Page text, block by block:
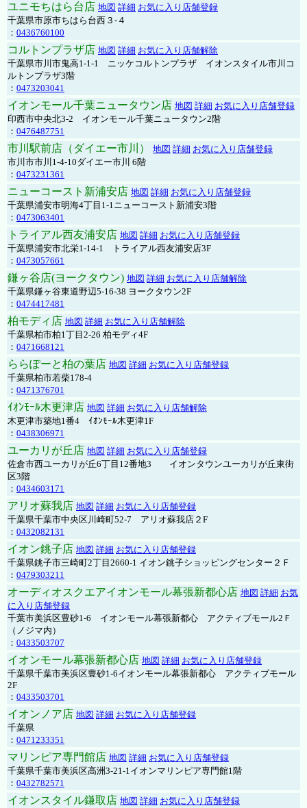
ユニモちはら台店 地図 詳細 お気に入り店舗登録
千葉県市原市ちはら台西３-４
： 0436760100
コルトンプラザ店 地図 詳細 お気に入り店舗解除
千葉県市川市鬼高1-1-1 ニッケコルトンプラザ イオンスタイル市川コ
ルトンプラザ3階
： 0473203041
イオンモール千葉ニュータウン店 地図 詳細 お気に入り店舗登録
印西市中央北3-2 イオンモール千葉ニュータウン2階
： 0476487751
市川駅前店（ダイエー市川） 地図 詳細 お気に入り店舗登録
市川市市川1-4-10ダイエー市川 6階
： 0473231361
ニューコースト新浦安店 地図 詳細 お気に入り店舗登録
千葉県浦安市明海4丁目1-1ニューコースト新浦安3階
： 0473063401
トライアル西友浦安店 地図 詳細 お気に入り店舗登録
千葉県浦安市北栄1-14-1 トライアル西友浦安店3F
： 0473057661
鎌ヶ谷店(ヨークタウン) 地図 詳細 お気に入り店舗解除
千葉県鎌ヶ谷東道野辺5-16-38 ヨークタウン2F
： 0474417481
柏モディ店 地図 詳細 お気に入り店舗解除
千葉県柏市柏1丁目2-26 柏モディ4F
： 0471668121
ららぽーと柏の葉店 地図 詳細 お気に入り店舗登録
千葉県柏市若柴178-4
： 0471376701
ｲｵﾝﾓｰﾙ木更津店 地図 詳細 お気に入り店舗解除
木更津市築地1番4 ｲｵﾝﾓｰﾙ木更津1F
： 0438306971
ユーカリが丘店 地図 詳細 お気に入り店舗登録
佐倉市西ユーカリが丘6丁目12番地3 イオンタウンユーカリが丘東街
区3階
： 0434603171
アリオ蘇我店 地図 詳細 お気に入り店舗登録
千葉県千葉市中央区川崎町52-7 アリオ蘇我店２F
： 0432082131
イオン銚子店 地図 詳細 お気に入り店舗登録
千葉県銚子市三崎町2丁目2660-1 イオン銚子ショッピングセンター２Ｆ
： 0479303211
オーディオスクエアイオンモール幕張新都心店 地図 詳細 お気
に入り店舗登録
千葉市美浜区豊砂1-6 イオンモール幕張新都心 アクティブモール2Ｆ
（ノジマ内）
： 0433503707
イオンモール幕張新都心店 地図 詳細 お気に入り店舗登録
千葉県千葉市美浜区豊砂1-6イオンモール幕張新都心 アクティブモール
2F
： 0433503701
イオンノア店 地図 詳細 お気に入り店舗登録
千葉県
： 0471233351
マリンピア専門館店 地図 詳細 お気に入り店舗登録
千葉県千葉市美浜区高洲3-21-1イオンマリンピア専門館1階
： 0432782571
イオンスタイル鎌取店 地図 詳細 お気に入り店舗登録